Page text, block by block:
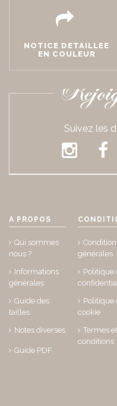
NOTICE DETAILLEE
EN COULEUR
Suivez les
A PROPOS
Qui sommes
nous ?
Informations
générales
Guide des
tailles
Notes diverses
Guide PDF
générales
Politique
Politique
cookie
Termes et
conditions